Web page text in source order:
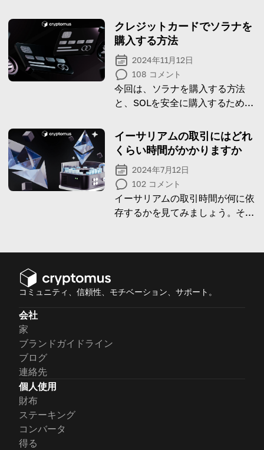
クレジットカードでソラナを
購入する方法
2024年11月12日
108 コメント
今回は、ソラナを購入する方法
と、SOLを安全に購入するための
イーサリアムの取引にはどれ
くらい時間がかかりますか
2024年7月12日
102 コメント
イーサリアムの取引時間が何に依
存するかを見てみましょう。そし
コミュニティ、信頼性、モチベーション、サポート。
会社
家
ブランドガイドライン
ブログ
連絡先
個人使用
財布
ステーキング
コンバータ
得る